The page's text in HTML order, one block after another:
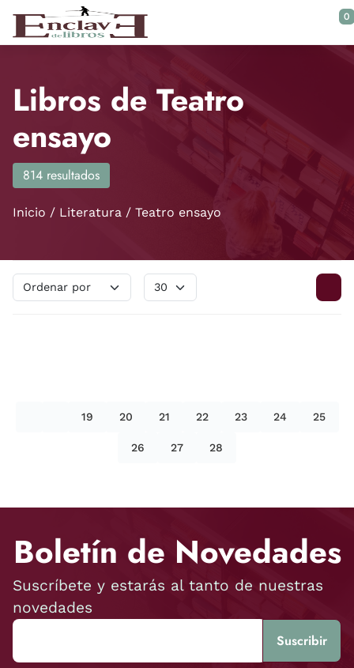
Saltar al contenido principal
0
Libros de Teatro
ensayo
814 resultados
Inicio Literatura Teatro ensayo
19 20 21 22 23 24 25
26 27 28
Boletín de Novedades
Suscríbete y estarás al tanto de nuestras
novedades